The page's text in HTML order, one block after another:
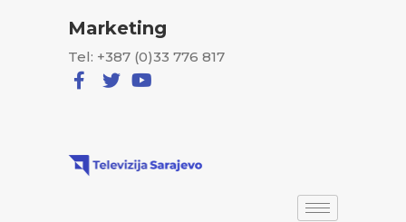
Marketing
Tel: +387 (0)33 776 817